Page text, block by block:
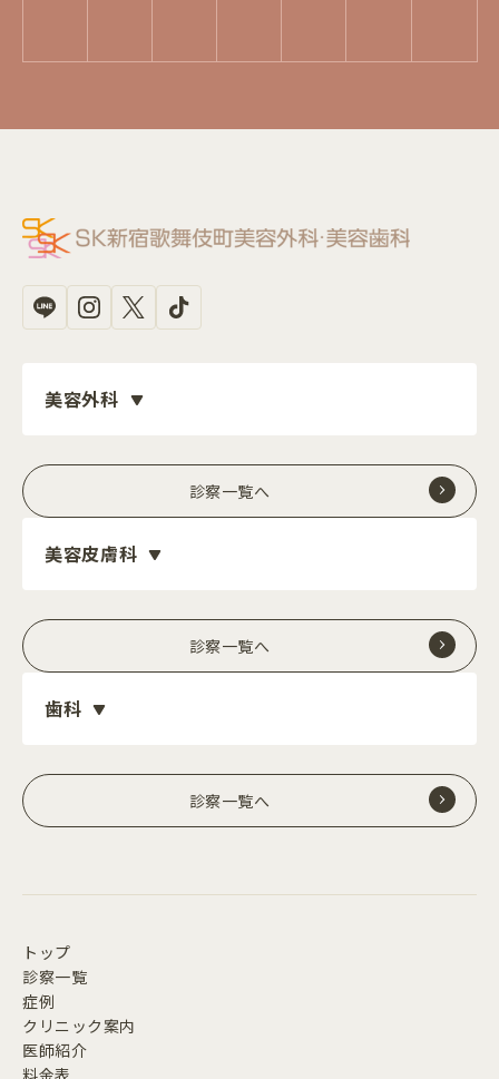
美容外科
診察一覧へ
美容皮膚科
診察一覧へ
歯科
診察一覧へ
トップ
診察一覧
症例
クリニック案内
医師紹介
料金表